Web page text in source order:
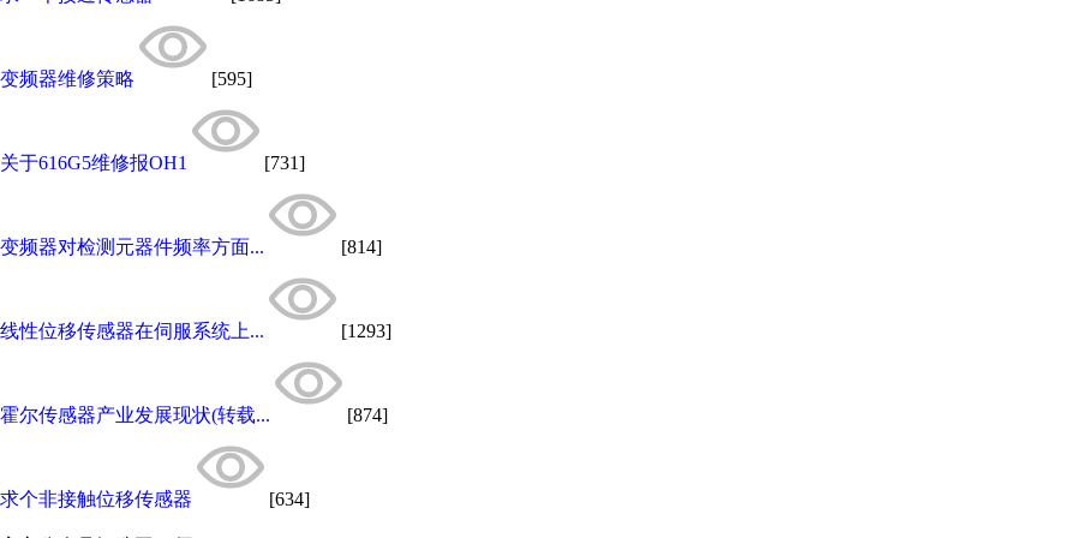
变频器维修策略 [595]
关于616G5维修报OH1 [731]
变频器对检测元器件频率方面... [814]
线性位移传感器在伺服系统上... [1293]
霍尔传感器产业发展现状(转载... [874]
求个非接触位移传感器 [634]